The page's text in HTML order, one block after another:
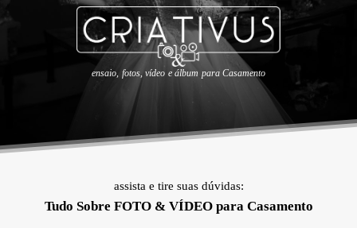
ensaio, fotos, vídeo e álbum para Casamento
assista e tire suas dúvidas:
Tudo Sobre FOTO & VÍDEO para Casamento